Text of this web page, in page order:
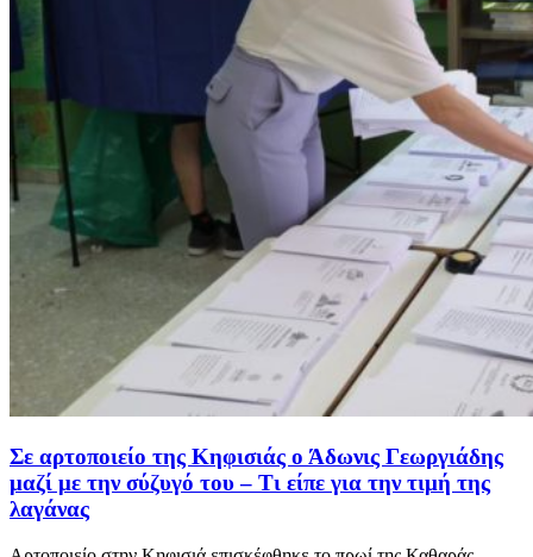
Σε αρτοποιείο της Κηφισιάς ο Άδωνις Γεωργιάδης
μαζί με την σύζυγό του – Τι είπε για την τιμή της
λαγάνας